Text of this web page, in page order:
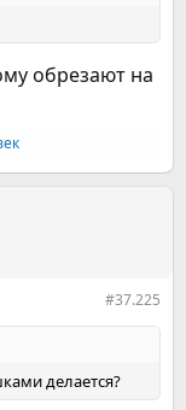
обрезают на
#37.225
делается?